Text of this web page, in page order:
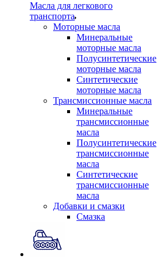
Масла для легкового
транспорта
Моторные масла
Минеральные
моторные масла
Полусинтетические
моторные масла
Синтетические
моторные масла
Трансмиссионные масла
Минеральные
трансмиссионные
масла
Полусинтетические
трансмиссионные
масла
Синтетические
трансмиссионные
масла
Добавки и смазки
Смазка